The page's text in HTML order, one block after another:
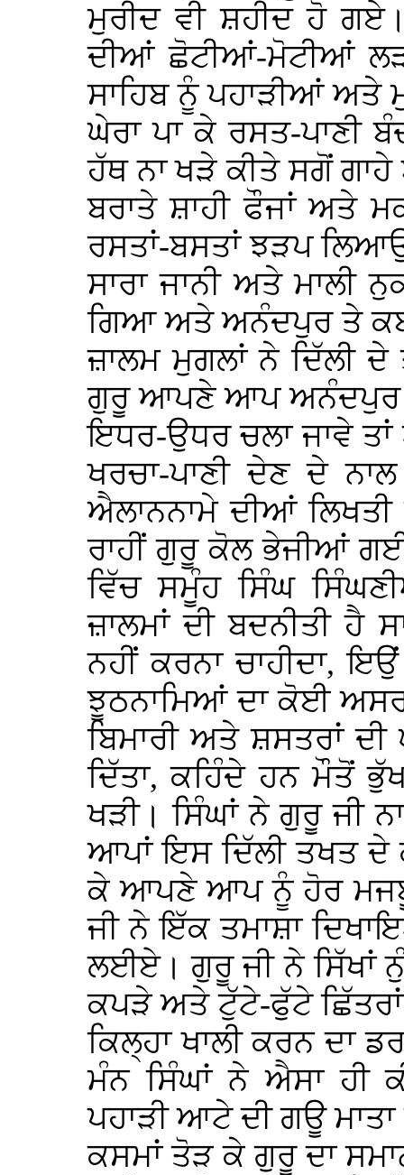
ਮੁਰੀਦ ਵੀ ਸ਼ਹੀਦ ਹੋ
ਦੀਆਂ ਛੋਟੀਆਂ-ਮੋਟੀਆਂ
ਸਾਹਿਬ ਨੂੰ ਪਹਾੜੀਆਂ ਅਤੇ
ਘੇਰਾ ਪਾ ਕੇ ਰਸਤ-ਪਾਣੀ
ਹੱਥ ਨਾ ਖੜੇ ਕੀਤੇ ਸਗੋਂ ਗਾਹੇ
ਬਰਾਤੇ ਸ਼ਾਹੀ ਫੌਜਾਂ ਅਤੇ
ਰਸਤਾਂ-ਬਸਤਾਂ ਝੜਪ
ਸਾਰਾ ਜਾਨੀ ਅਤੇ ਮਾਲੀ
ਗਿਆ ਅਤੇ ਅਨੰਦਪੁਰ ਤੇ
ਜ਼ਾਲਮ ਮੁਗਲਾਂ ਨੇ ਦਿੱਲੀ
ਗੁਰੂ ਆਪਣੇ ਆਪ ਅਨੰਦਪੁਰ
ਇਧਰ-ਉਧਰ ਚਲਾ ਜਾਵੇ
ਖਰਚਾ-ਪਾਣੀ ਦੇਣ ਦੇ
ਐਲਾਨਨਾਮੇ ਦੀਆਂ
ਰਾਹੀਂ ਗੁਰੂ ਕੋਲ ਭੇਜੀਆਂ
ਵਿੱਚ ਸਮੂੰਹ ਸਿੰਘ
ਜ਼ਾਲਮਾਂ ਦੀ ਬਦਨੀਤੀ ਹੈ
ਨਹੀਂ ਕਰਨਾ ਚਾਹੀਦਾ,
ਝੂਠਨਾਮਿਆਂ ਦਾ ਕੋਈ
ਬਿਮਾਰੀ ਅਤੇ ਸ਼ਸਤਰਾਂ
ਦਿੱਤਾ, ਕਹਿੰਦੇ ਹਨ ਮੌਤੋਂ
ਖੜੀ। ਸਿੰਘਾਂ ਨੇ ਗੁਰੂ ਜੀ
ਆਪਾਂ ਇਸ ਦਿੱਲੀ ਤਖਤ ਦੇ
ਕੇ ਆਪਣੇ ਆਪ ਨੂੰ ਹੋਰ
ਜੀ ਨੇ ਇੱਕ ਤਮਾਸ਼ਾ
ਲਈਏ। ਗੁਰੂ ਜੀ ਨੇ ਸਿੱਖਾਂ
ਕਪੜੇ ਅਤੇ ਟੁੱਟੇ-ਫੁੱਟੇ
ਕਿਲ੍ਹਾ ਖਾਲੀ ਕਰਨ ਦਾ
ਮੰਨ ਸਿੰਘਾਂ ਨੇ ਐਸਾ ਹੀ
ਪਹਾੜੀ ਆਟੇ ਦੀ ਗਊ
ਕਸਮਾਂ ਤੋੜ ਕੇ ਗੁਰੂ ਦਾ